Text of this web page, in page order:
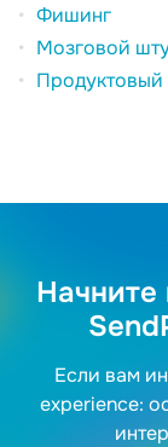
Фишинг
Мозговой
Продуктовый
Начните
Если вам
experience: